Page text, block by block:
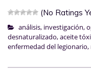
(No Ratings
análisis, investigación,
desnaturalizado,aceite
enfermedad del legionario,